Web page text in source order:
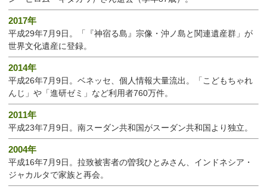
2017年
平成29年7月9日。「『神宿る島』宗像・沖ノ島と関連遺産群」が
世界文化遺産に登録。
2014年
平成26年7月9日。ベネッセ、個人情報大量流出。「こどもちゃれ
んじ」や「進研ゼミ」など利用者760万件。
2011年
平成23年7月9日。南スーダン共和国がスーダン共和国より独立。
2004年
平成16年7月9日。拉致被害者の曽我ひとみさん、インドネシア・
ジャカルタで家族と再会。